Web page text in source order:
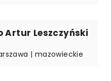
Artur Leszczyński
| mazowieckie